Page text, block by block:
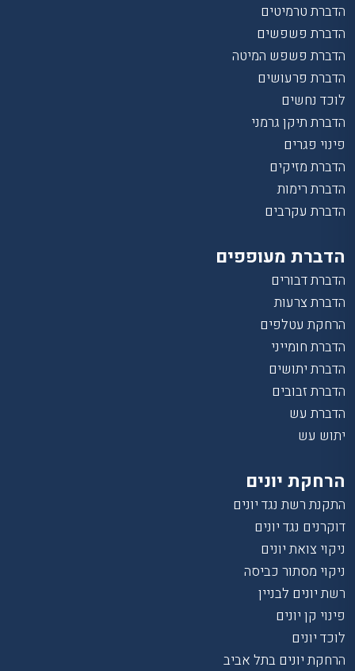
הדברת טרמיטים
הדברת פשפשים
הדברת פשפש המיטה
הדברת פרעושים
לוכד נחשים
הדברת תיקן גרמני
פינוי פגרים
הדברת מזיקים
הדברת רימות
הדברת עקרבים
הדברת מעופפים
הדברת דבורים
הדברת צרעות
הרחקת עטלפים
הדברת חומייני
הדברת יתושים
הדברת זבובים
הדברת עש
יתוש עש
הרחקת יונים
התקנת רשת נגד יונים
דוקרנים נגד יונים
ניקוי צואת יונים
ניקוי מסתור כביסה
רשת יונים לבניין
פינוי קן יונים
לוכד יונים
הרחקת יונים בתל אביב